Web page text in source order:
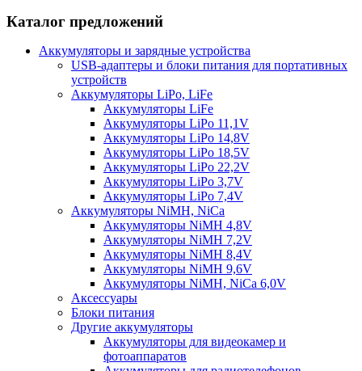
Каталог предложений
Аккумуляторы и зарядные устройства
USB-адаптеры и блоки питания для портативных
устройств
Аккумуляторы LiPo, LiFe
Аккумуляторы LiFe
Аккумуляторы LiPo 11,1V
Аккумуляторы LiPo 14,8V
Аккумуляторы LiPo 18,5V
Аккумуляторы LiPo 22,2V
Аккумуляторы LiPo 3,7V
Аккумуляторы LiPo 7,4V
Аккумуляторы NiMH, NiCa
Аккумуляторы NiMH 4,8V
Аккумуляторы NiMH 7,2V
Аккумуляторы NiMH 8,4V
Аккумуляторы NiMH 9,6V
Аккумуляторы NiMH, NiCa 6,0V
Аксессуары
Блоки питания
Другие аккумуляторы
Аккумуляторы для видеокамер и
фотоаппаратов